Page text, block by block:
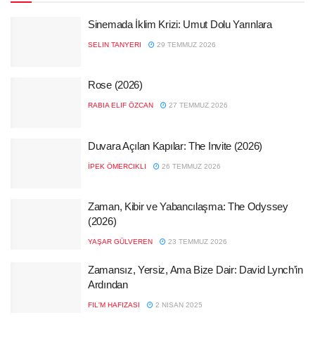
Sinemada İklim Krizi: Umut Dolu Yarınlara
SELIN TANYERI 29 TEMMUZ 2026
Rose (2026)
RABIA ELIF ÖZCAN 27 TEMMUZ 2026
Duvara Açılan Kapılar: The Invite (2026)
İPEK ÖMERCIKLI 26 TEMMUZ 2026
Zaman, Kibir ve Yabancılaşma: The Odyssey
(2026)
YAŞAR GÜLVEREN 23 TEMMUZ 2026
Zamansız, Yersiz, Ama Bize Dair: David Lynch’in
Ardından
FIL'M HAFIZASI 2 NISAN 2025